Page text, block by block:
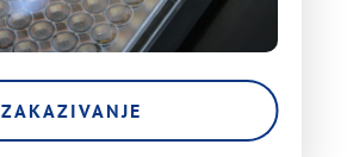
ZAKAZIVANJE